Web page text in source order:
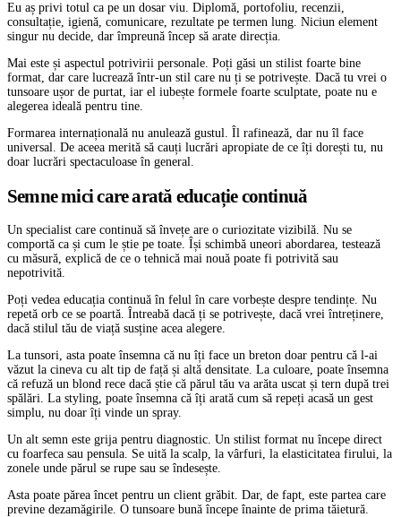
Eu aș privi totul ca pe un dosar viu. Diplomă, portofoliu, recenzii,
consultație, igienă, comunicare, rezultate pe termen lung. Niciun element
singur nu decide, dar împreună încep să arate direcția.
Mai este și aspectul potrivirii personale. Poți găsi un stilist foarte bine
format, dar care lucrează într-un stil care nu ți se potrivește. Dacă tu vrei o
tunsoare ușor de purtat, iar el iubește formele foarte sculptate, poate nu e
alegerea ideală pentru tine.
Formarea internațională nu anulează gustul. Îl rafinează, dar nu îl face
universal. De aceea merită să cauți lucrări apropiate de ce îți dorești tu, nu
doar lucrări spectaculoase în general.
Semne mici care arată educație continuă
Un specialist care continuă să învețe are o curiozitate vizibilă. Nu se
comportă ca și cum le știe pe toate. Își schimbă uneori abordarea, testează
cu măsură, explică de ce o tehnică mai nouă poate fi potrivită sau
nepotrivită.
Poți vedea educația continuă în felul în care vorbește despre tendințe. Nu
repetă orb ce se poartă. Întreabă dacă ți se potrivește, dacă vrei întreținere,
dacă stilul tău de viață susține acea alegere.
La tunsori, asta poate însemna că nu îți face un breton doar pentru că l-ai
văzut la cineva cu alt tip de față și altă densitate. La culoare, poate însemna
că refuză un blond rece dacă știe că părul tău va arăta uscat și tern după trei
spălări. La styling, poate însemna că îți arată cum să repeți acasă un gest
simplu, nu doar îți vinde un spray.
Un alt semn este grija pentru diagnostic. Un stilist format nu începe direct
cu foarfeca sau pensula. Se uită la scalp, la vârfuri, la elasticitatea firului, la
zonele unde părul se rupe sau se îndesește.
Asta poate părea încet pentru un client grăbit. Dar, de fapt, este partea care
previne dezamăgirile. O tunsoare bună începe înainte de prima tăietură.